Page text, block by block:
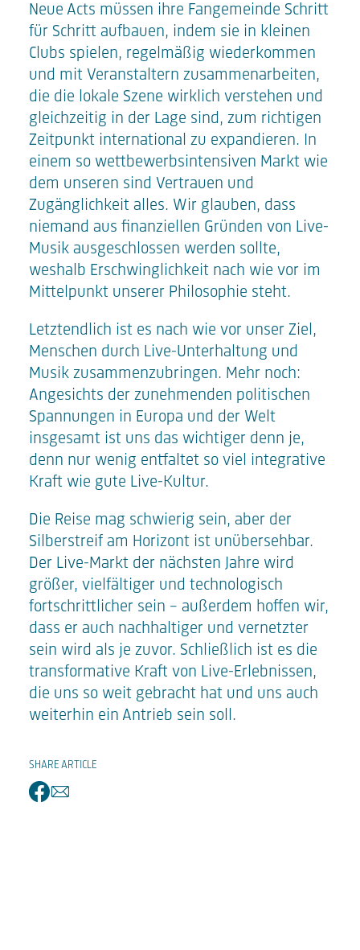
Neue Acts müssen ihre Fangemeinde Schritt
für Schritt aufbauen, indem sie in kleinen
Clubs spielen, regelmäßig wiederkommen
und mit Veranstaltern zusammenarbeiten,
die die lokale Szene wirklich verstehen und
gleichzeitig in der Lage sind, zum richtigen
Zeitpunkt international zu expandieren. In
einem so wettbewerbsintensiven Markt wie
dem unseren sind Vertrauen und
Zugänglichkeit alles. Wir glauben, dass
niemand aus finanziellen Gründen von Live-
Musik ausgeschlossen werden sollte,
weshalb Erschwinglichkeit nach wie vor im
Mittelpunkt unserer Philosophie steht.
Letztendlich ist es nach wie vor unser Ziel,
Menschen durch Live-Unterhaltung und
Musik zusammenzubringen. Mehr noch:
Angesichts der zunehmenden politischen
Spannungen in Europa und der Welt
insgesamt ist uns das wichtiger denn je,
denn nur wenig entfaltet so viel integrative
Kraft wie gute Live-Kultur.
Die Reise mag schwierig sein, aber der
Silberstreif am Horizont ist unübersehbar.
Der Live-Markt der nächsten Jahre wird
größer, vielfältiger und technologisch
fortschrittlicher sein – außerdem hoffen wir,
dass er auch nachhaltiger und vernetzter
sein wird als je zuvor. Schließlich ist es die
transformative Kraft von Live-Erlebnissen,
die uns so weit gebracht hat und uns auch
weiterhin ein Antrieb sein soll.
SHARE ARTICLE
facebookemail